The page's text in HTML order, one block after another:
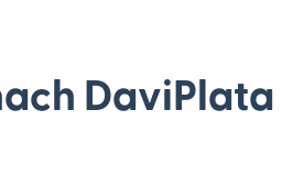
DaviPlata